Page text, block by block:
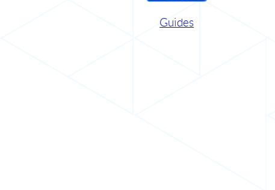
Guides